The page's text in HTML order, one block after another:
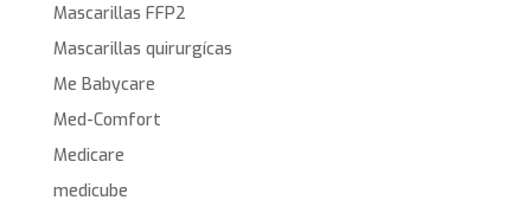
Mascarillas FFP2
Mascarillas quirurgícas
Me Babycare
Med-Comfort
Medicare
medicube